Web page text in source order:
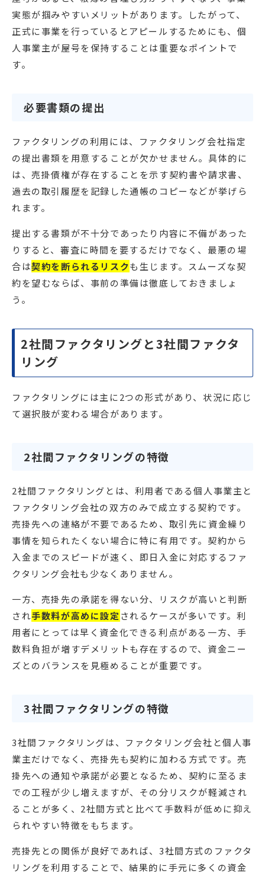
実態が掴みやすいメリットがあります。したがって、
正式に事業を行っているとアピールするためにも、個
人事業主が屋号を保持することは重要なポイントで
す。
必要書類の提出
ファクタリングの利用には、ファクタリング会社指定
の提出書類を用意することが欠かせません。具体的に
は、売掛債権が存在することを示す契約書や請求書、
過去の取引履歴を記録した通帳のコピーなどが挙げら
れます。
提出する書類が不十分であったり内容に不備があった
りすると、審査に時間を要するだけでなく、最悪の場
合は契約を断られるリスクも生じます。スムーズな契
約を望むならば、事前の準備は徹底しておきましょ
う。
2社間ファクタリングと3社間ファクタ
リング
ファクタリングには主に2つの形式があり、状況に応じ
て選択肢が変わる場合があります。
2社間ファクタリングの特徴
2社間ファクタリングとは、利用者である個人事業主と
ファクタリング会社の双方のみで成立する契約です。
売掛先への連絡が不要であるため、取引先に資金繰り
事情を知られたくない場合に特に有用です。契約から
入金までのスピードが速く、即日入金に対応するファ
クタリング会社も少なくありません。
一方、売掛先の承諾を得ない分、リスクが高いと判断
され手数料が高めに設定 されるケースが多いです。利
用者にとっては早く資金化できる利点がある一方、手
数料負担が増すデメリットも存在するので、資金ニー
ズとのバランスを見極めることが重要です。
3社間ファクタリングの特徴
3社間ファクタリングは、ファクタリング会社と個人事
業主だけでなく、売掛先も契約に加わる方式です。売
掛先への通知や承諾が必要となるため、契約に至るま
での工程が少し増えますが、その分リスクが軽減され
ることが多く、2社間方式と比べて手数料が低めに抑え
られやすい特徴をもちます。
売掛先との関係が良好であれば、3社間方式のファクタ
リングを利用することで、結果的に手元に多くの資金